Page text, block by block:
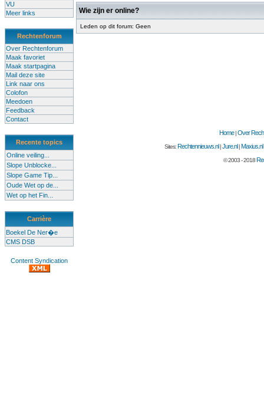
VU
Meer links
Rechtenforum
Over Rechtenforum
Maak favoriet
Maak startpagina
Mail deze site
Link naar ons
Colofon
Meedoen
Feedback
Contact
Recente topics
Online veiling...
Slope Unblocke...
Slope Game Tip...
Oude Wet op de...
Wet op het Fin...
Carrière
Boekel De Ner�e
CMS DSB
Content Syndication
Wie zijn er online?
Leden op dit forum: Geen
Home|Over
Sites:Rechtennieuws.nl |Jure.nl |Maxius.nl
© 2003 - 2018